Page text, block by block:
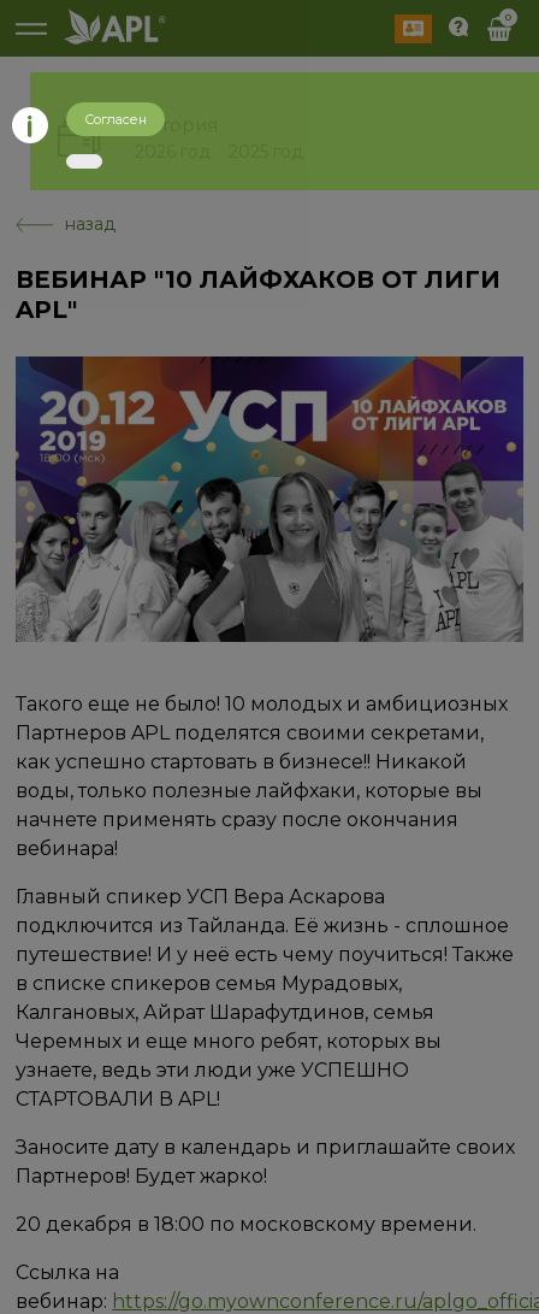
0
История
назад
ВЕБИНАР "10 ЛАЙФХАКОВ ОТ ЛИГИ
APL"
Такого еще не было! 10 молодых и амбициозных
Партнеров APL поделятся своими секретами,
как успешно стартовать в бизнесе!! Никакой
воды, только полезные лайфхаки, которые вы
начнете применять сразу после окончания
вебинара!
Главный спикер УСП Вера Аскарова
подключится из Тайланда. Её жизнь - сплошное
путешествие! И у неё есть чему поучиться! Также
в списке спикеров семья Мурадовых,
Калгановых, Айрат Шарафутдинов, семья
Черемных и еще много ребят, которых вы
узнаете, ведь эти люди уже УСПЕШНО
СТАРТОВАЛИ В APL!
Заносите дату в календарь и приглашайте своих
Партнеров! Будет жарко!
20 декабря в 18:00 по московскому времени.
Ссылка на
вебинар: https://go.myownconference.ru/
Согласен